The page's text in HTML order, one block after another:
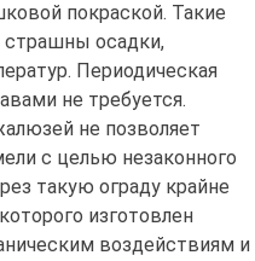
покраской. Такие
страшны осадки,
Периодическая
не требуется.
не позволяет
с целью незаконного
такую ограду крайне
изготовлен
воздействиям и